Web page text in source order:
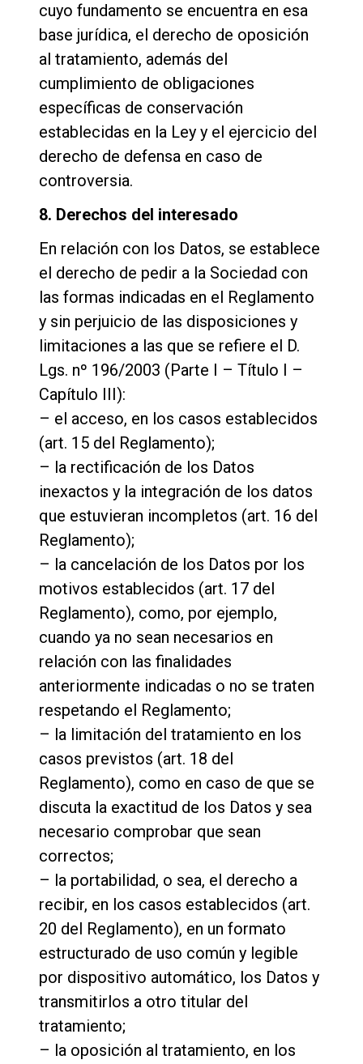
cuyo fundamento se encuentra en esa
base jurídica, el derecho de oposición
al tratamiento, además del
cumplimiento de obligaciones
específicas de conservación
establecidas en la Ley y el ejercicio del
derecho de defensa en caso de
controversia.
8. Derechos del interesado
En relación con los Datos, se establece
el derecho de pedir a la Sociedad con
las formas indicadas en el Reglamento
y sin perjuicio de las disposiciones y
limitaciones a las que se refiere el D.
Lgs. nº 196/2003 (Parte I – Título I –
Capítulo III):
– el acceso, en los casos establecidos
(art. 15 del Reglamento);
– la rectificación de los Datos
inexactos y la integración de los datos
que estuvieran incompletos (art. 16 del
Reglamento);
– la cancelación de los Datos por los
motivos establecidos (art. 17 del
Reglamento), como, por ejemplo,
cuando ya no sean necesarios en
relación con las finalidades
anteriormente indicadas o no se traten
respetando el Reglamento;
– la limitación del tratamiento en los
casos previstos (art. 18 del
Reglamento), como en caso de que se
discuta la exactitud de los Datos y sea
necesario comprobar que sean
correctos;
– la portabilidad, o sea, el derecho a
recibir, en los casos establecidos (art.
20 del Reglamento), en un formato
estructurado de uso común y legible
por dispositivo automático, los Datos y
transmitirlos a otro titular del
tratamiento;
– la oposición al tratamiento, en los